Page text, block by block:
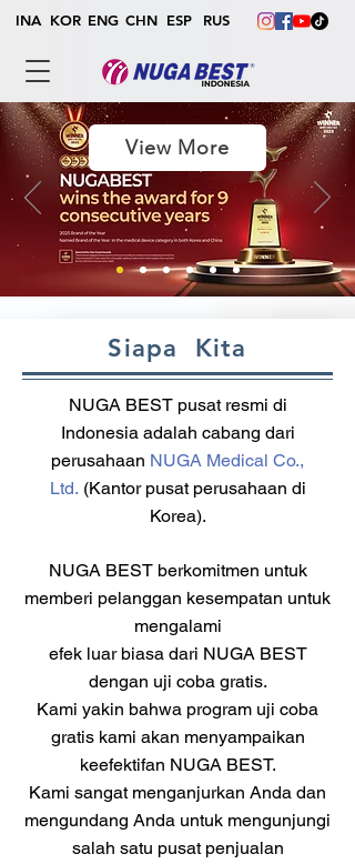
INA KOR ENG CHN ESP RUS
View More
Siapa Kita
NUGA BEST pusat resmi di
Indonesia adalah cabang dari
perusahaan NUGA Medical Co.,
Ltd. (Kantor pusat perusahaan di
Korea).
NUGA BEST berkomitmen untuk
memberi pelanggan kesempatan untuk
mengalami
efek luar biasa dari NUGA BEST
dengan uji coba gratis.
Kami yakin bahwa program uji coba
gratis kami akan menyampaikan
keefektifan NUGA BEST.
Kami sangat menganjurkan Anda dan
mengundang Anda untuk mengunjungi
salah satu pusat penjualan